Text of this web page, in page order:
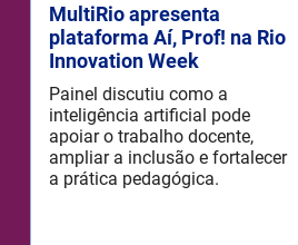
MultiRio apresenta
plataforma Aí, Prof! na Rio
Innovation Week
Painel discutiu como a
inteligência artificial pode
apoiar o trabalho docente,
ampliar a inclusão e fortalecer
a prática pedagógica.